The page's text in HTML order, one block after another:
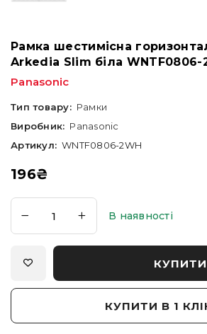
Рамка шестимісна
Arkedia Slim біла WNTF0806-
Panasonic
Тип товару: Рамки
Виробник: Panasonic
Артикул: WNTF0806-2WH
196₴
В наявності
КУПИТИ
КУПИТИ В 1